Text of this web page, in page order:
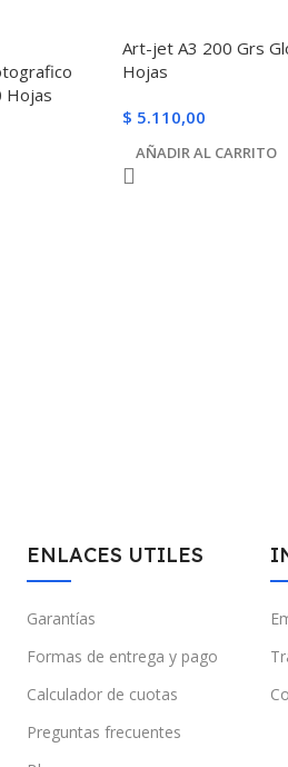
Hojas
Art-jet A3 200 Grs
Hojas
$ 5.110,00
AÑADIR AL CARRITO
ENLACES UTILES
Garantías
Formas de entrega y pago
Calculador de cuotas
Preguntas frecuentes